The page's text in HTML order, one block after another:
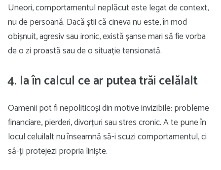
Uneori, comportamentul neplăcut este legat de context,
nu de persoană. Dacă știi că cineva nu este, în mod
obișnuit, agresiv sau ironic, există șanse mari să fie vorba
de o zi proastă sau de o situație tensionată.
4. Ia în calcul ce ar putea trăi celălalt
Oamenii pot fi nepoliticoși din motive invizibile: probleme
financiare, pierderi, divorțuri sau stres cronic. A te pune în
locul celuilalt nu înseamnă să-i scuzi comportamentul, ci
să-ți protejezi propria liniște.